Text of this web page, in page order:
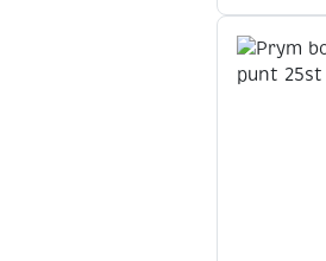
25st
nr.16
aantal